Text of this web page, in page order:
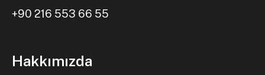
+90 216 553 66 55
Hakkımızda